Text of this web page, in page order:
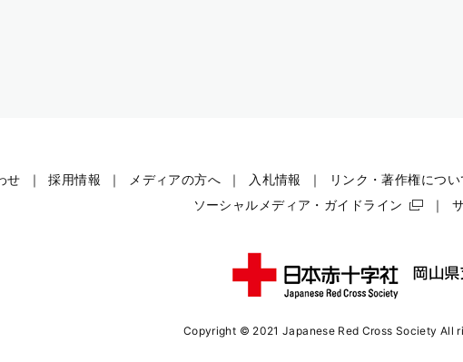
せ 採用情報 メディアの方へ 入札情報
リンク・著作権につ
ソーシャルメディア・ガイドライン
Copyright © 2021 Japanese Red Cross Society All